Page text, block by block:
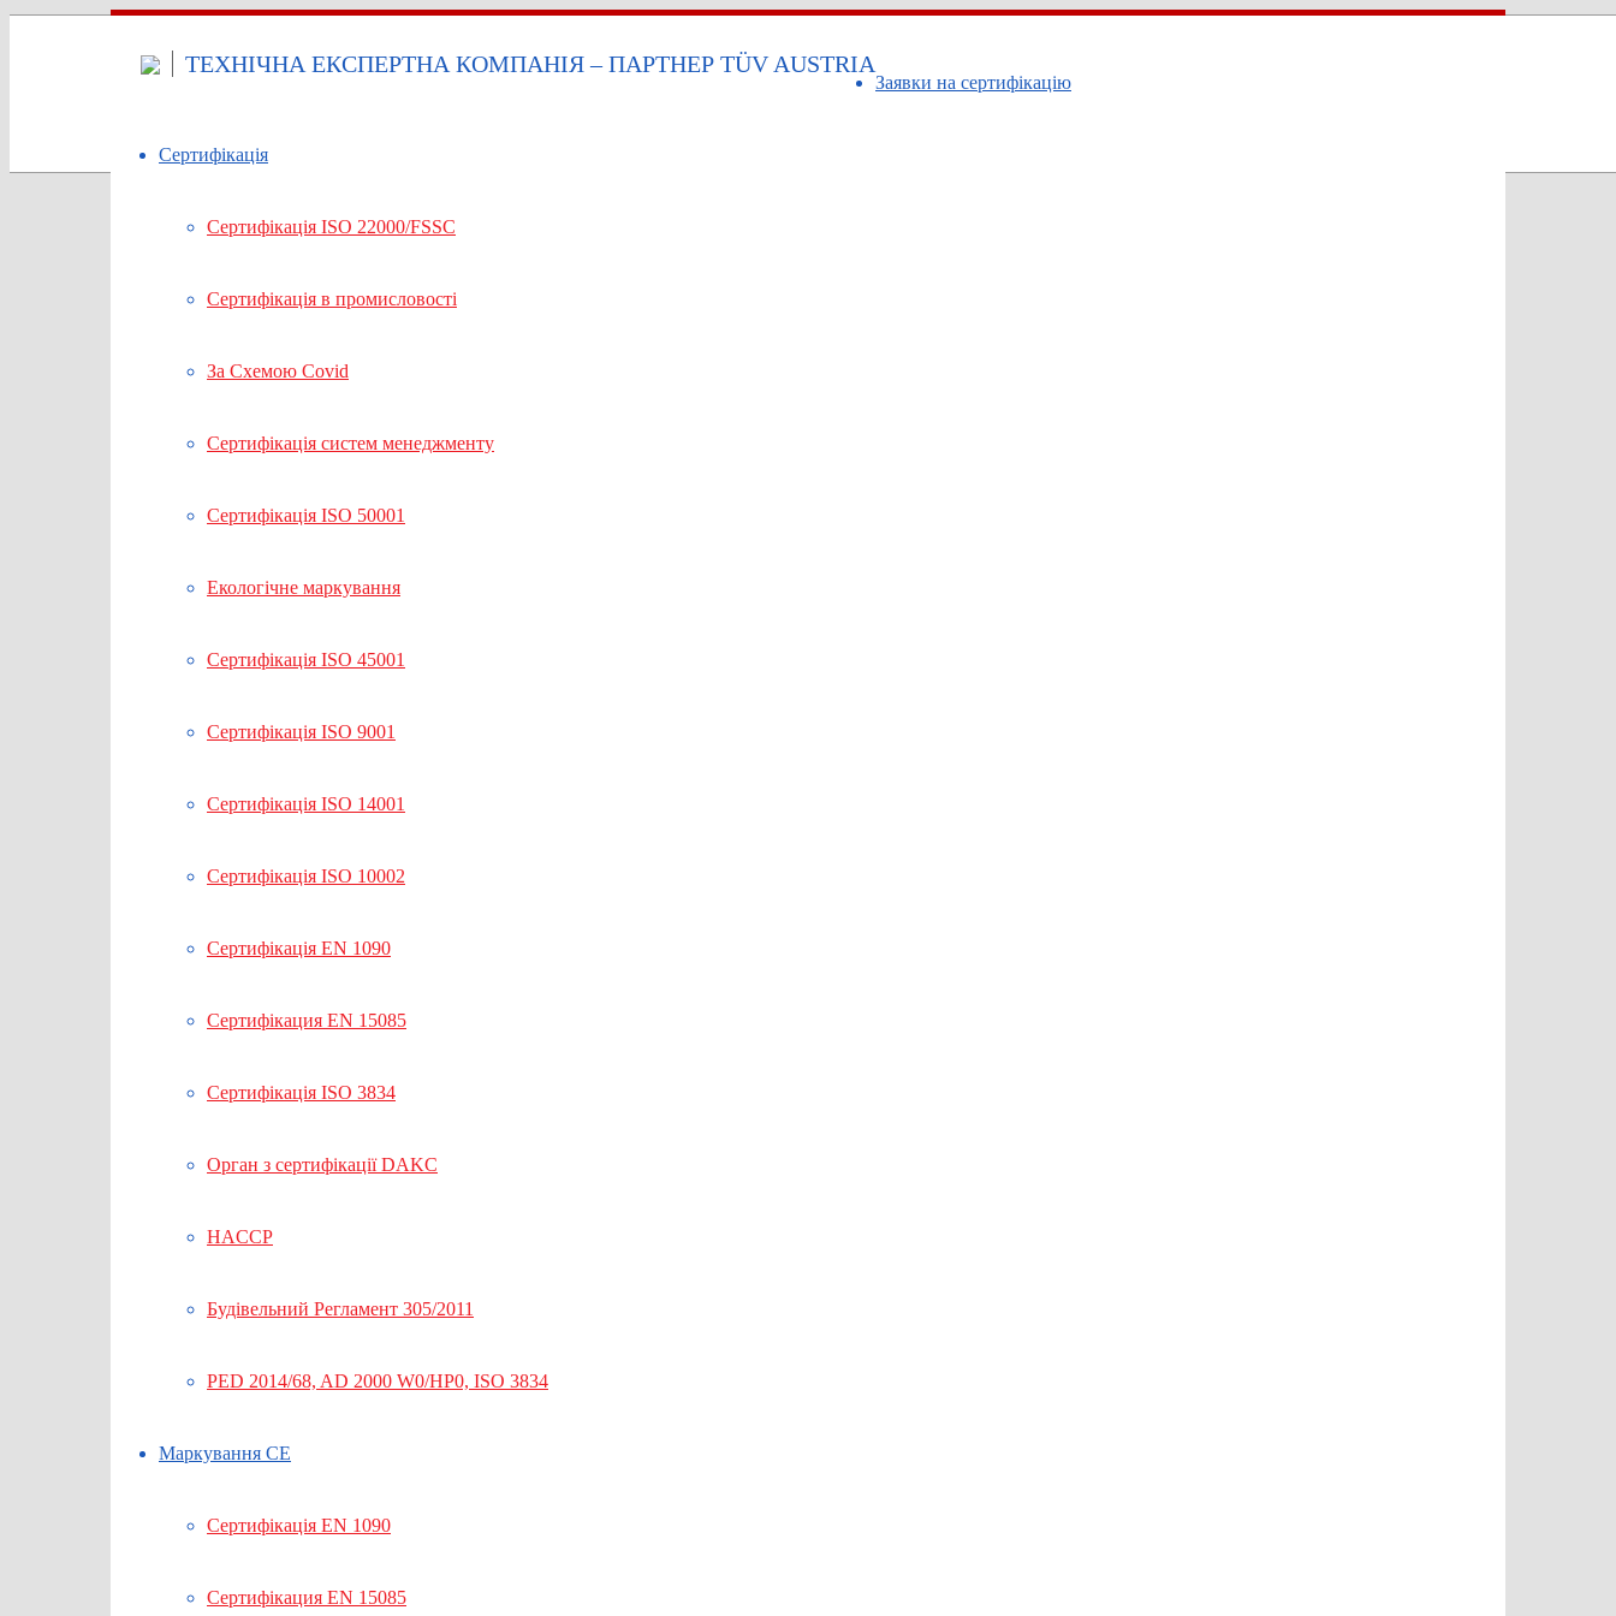
ТЕХНІЧНА ЕКСПЕРТНА КОМПАНІЯ – ПАРТНЕР TÜV AUSTRIA
Заявки на сертифікацію
Сертифікація
Сертифікація ISO 22000/FSSC
Сертифікація в промисловості
За Cхемою Covid
Сертифікація систем менеджменту
Сертифікація ISO 50001
Екологічне маркування
Сертифікація ISO 45001
Сертифікація ISO 9001
Сертифікація ISO 14001
Сертифікація ISO 10002
Сертифікація EN 1090
Сертифікация EN 15085
Сертифікація ISO 3834
Орган з сертифікації DAKC
HACCP
Будівельний Регламент 305/2011
PED 2014/68, AD 2000 W0/HP0, ISO 3834
Маркування СЕ
Сертифікація EN 1090
Сертифікация EN 15085